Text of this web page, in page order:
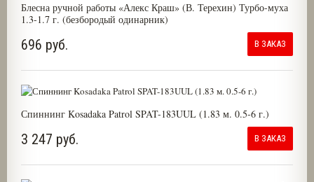
Блесна ручной работы «Алекс Краш» (В. Терехин) Турбо-муха
1.3-1.7 г. (безбородый одинарник)
696 руб. В ЗАКАЗ
Спиннинг Kosadaka Patrol SPAT-183UUL (1.83 м. 0.5-6 г.)
3 247 руб. В ЗАКАЗ